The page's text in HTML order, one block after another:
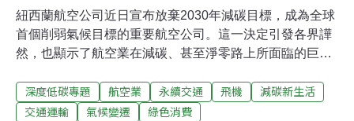
紐西蘭航空公司近日宣布放棄2030年減碳目標，成為全球
首個削弱氣候目標的重要航空公司。這一決定引發各界譁
然，也顯示了航空業在減碳、甚至淨零路上所面臨的巨大
球化發展，搭乘飛機的需求增加，讓航空業碳排快速成
長，2022年占了全球碳排的2.5%，在COVID-19疫情前，
深度低碳專題 航空業 永續交通 飛機
減碳新生活
交通運輸
氣候變遷 綠色消費